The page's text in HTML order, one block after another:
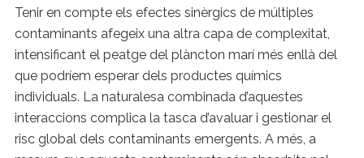
Tenir en compte els efectes sinèrgics de múltiples
contaminants afegeix una altra capa de complexitat,
intensificant el peatge del plàncton marí més enllà del
que podríem esperar dels productes químics
individuals. La naturalesa combinada d’aquestes
interaccions complica la tasca d’avaluar i gestionar el
risc global dels contaminants emergents. A més, a